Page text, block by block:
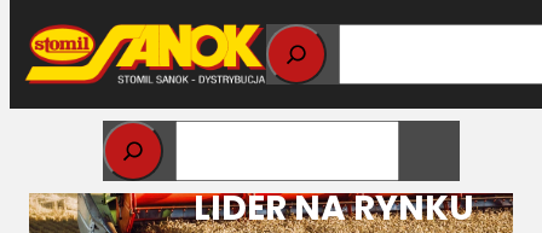
Przejdź
do
treści
STOMIL
LIDER NA RYNKU